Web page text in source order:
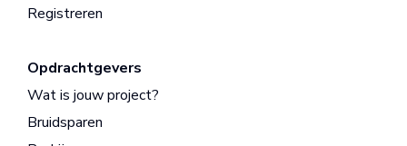
Registreren
Opdrachtgevers
Wat is jouw project?
Bruidsparen